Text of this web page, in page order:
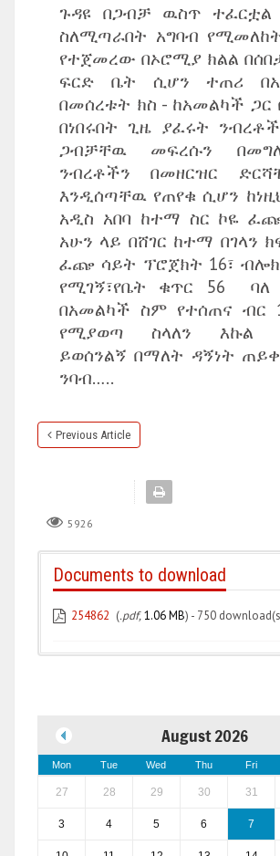
ጉዳዩ በጋብቻ ዉስጥ ተፈርቷል
ስለሚጣራበት አግባብ የሚመለከት
የተጀመረው በኦሮሚያ ክልል
ፍርድ ቤት ሲሆን ተጠሪ
በመሰረቱት ክስ - ከአመልካች
በነበሩበት ጊዜ ያፈሩት
ጋብቻቸዉ መፍረሱን
ንብረቶችን በመዘርዝር
እንዲሰጣቸዉ የጠየቁ ሲሆን
አዲስ አበባ ከተማ ስር ኮዬ ፈጬ
አሁን ላይ በሸገር ከተማ በገላን
ፈጬ ሳይት ፕሮጀክት 16፣ ብሎክ
የሚገኝ፣የቤት ቁጥር 56
በአመልካች ስም የተሰጠና ብር
የሚያወጣ ስላለን እኩል
ይወሰንልኝ በማለት ዳኝነት
ንባብ…..
Previous Article
5926
Documents to download
254862 (.pdf,1.06 MB) - 750
August 2026
Mon Tue Wed Thu Fri
27 28 29 30 31
3 4 5 6 7